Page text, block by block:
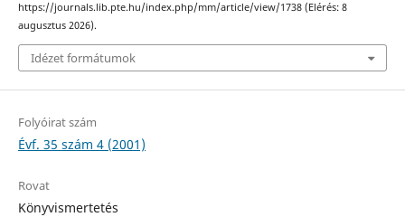
https://journals.lib.pte.hu/index.php/mm/article/view/1738 (Elérés: 8
augusztus 2026).
Idézet formátumok
Folyóirat szám
Évf. 35 szám 4 (2001)
Rovat
Könyvismertetés